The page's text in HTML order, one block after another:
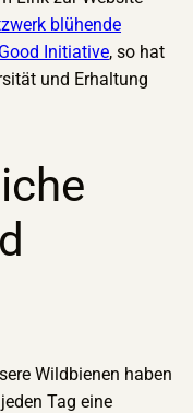
blühende
Initiative, so hat
und Erhaltung
Wildbienen haben
Tag eine